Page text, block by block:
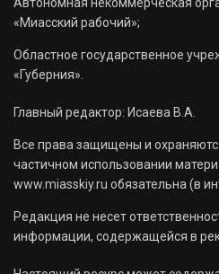
Автономная некоммерческая
«Миасский рабочий»;
Областное государственное
«Губерния».
Главный редактор: Исаева В.А.
Все права защищены и
частичном использовании
www.miasskiy.ru обязательна (в
Редакция не несет
информации, содержащейся в